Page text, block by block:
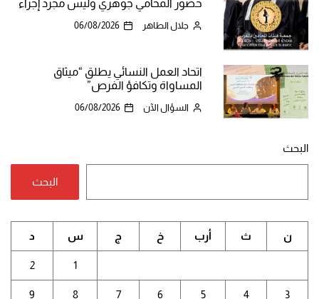
حضور المحامي جوهري وليس مجرد إجراء
جلال الطاهر 06/08/2026
اتحاد العمل النسائي يطلق “ميثاق
المساواة وتكافؤ الفرص”
السؤال الآن 06/08/2026
البحث
البحث
ن ث أرب خ ج س د
1
2
3
4
5
6
7
8
9